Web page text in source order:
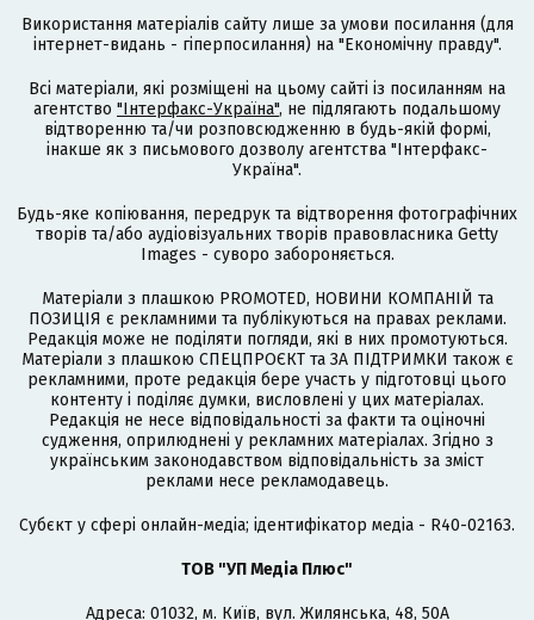
Використання матеріалів сайту лише за умови посилання (для
інтернет-видань - гіперпосилання) на "Економічну правду".
Всі матеріали, які розміщені на цьому сайті із посиланням на
агентство "Інтерфакс-Україна", не підлягають подальшому
відтворенню та/чи розповсюдженню в будь-якій формі,
інакше як з письмового дозволу агентства "Інтерфакс-
Україна".
Будь-яке копіювання, передрук та відтворення фотографічних
творів та/або аудіовізуальних творів правовласника Getty
Images - суворо забороняється.
Матеріали з плашкою PROMOTED, НОВИНИ КОМПАНІЙ та
ПОЗИЦІЯ є рекламними та публікуються на правах реклами.
Редакція може не поділяти погляди, які в них промотуються.
Матеріали з плашкою СПЕЦПРОЄКТ та ЗА ПІДТРИМКИ також є
рекламними, проте редакція бере участь у підготовці цього
контенту і поділяє думки, висловлені у цих матеріалах.
Редакція не несе відповідальності за факти та оціночні
судження, оприлюднені у рекламних матеріалах. Згідно з
українським законодавством відповідальність за зміст
реклами несе рекламодавець.
Cубєкт у сфері онлайн-медіа; ідентифікатор медіа - R40-02163.
ТОВ "УП Медіа Плюс"
Адреса: 01032, м. Київ, вул. Жилянська, 48, 50А